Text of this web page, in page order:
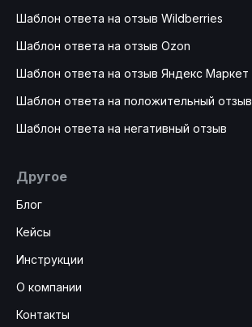
Шаблон ответа на отзыв Wildberries
Шаблон ответа на отзыв Ozon
Шаблон ответа на отзыв Яндекс Маркет
Шаблон ответа на положительный отзыв
Шаблон ответа на негативный отзыв
Другое
Блог
Кейсы
Инструкции
О компании
Контакты